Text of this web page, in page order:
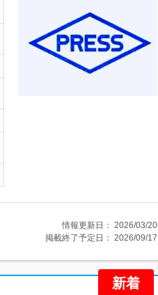
情報更新日： 2026/03/20
掲載終了予定日： 2026/09/17
新着